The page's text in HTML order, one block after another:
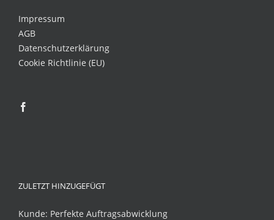
Impressum
AGB
Datenschutzerklärung
Cookie Richtlinie (EU)
ZULETZT HINZUGEFÜGT
Kunde: Perfekte Auftragsabwicklung